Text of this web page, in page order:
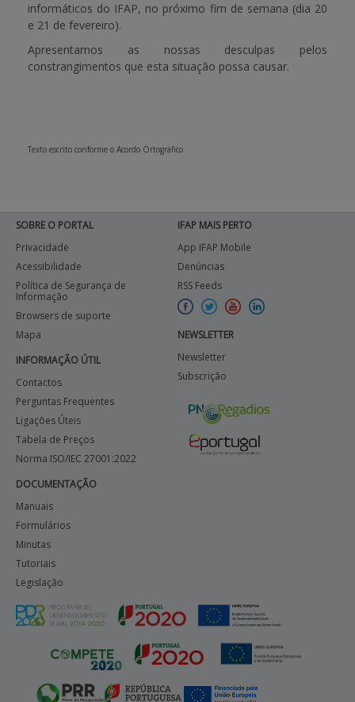
APOIO AO BENEFICIÁRIO
informáticos do IFAP, no próximo fim de semana (dia 20
e 21 de fevereiro).
Apresentamos as nossas desculpas pelos
constrangimentos que esta situação possa causar.
Texto escrito conforme o Acordo Ortográfico.
SOBRE O PORTAL
Privacidade
Acessibilidade
Política de Segurança de
Informação
Browsers de suporte
Mapa
INFORMAÇÃO ÚTIL
Contactos
Perguntas Frequentes
Ligações Úteis
Tabela de Preços
Norma ISO/IEC 27001:2022
DOCUMENTAÇÃO
Manuais
Formulários
Minutas
Tutoriais
Legislação
IFAP MAIS PERTO
App IFAP Mobile
Denúncias
RSS Feeds
NEWSLETTER
Newsletter
Subscrição